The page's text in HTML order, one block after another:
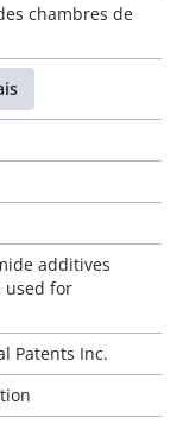
chambres de
additives
used for
Patents Inc.